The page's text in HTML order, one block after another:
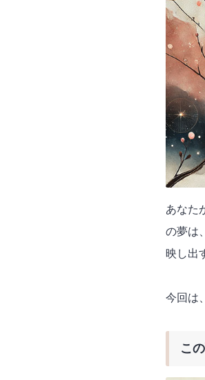
あなた
の夢は
映し出
今回は
こ